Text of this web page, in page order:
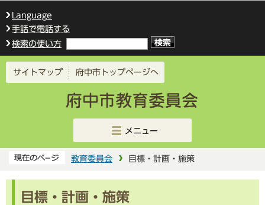
Language
手話で電話する
検索の使い方
サイトマップ 府中市トップページへ
メニュー
教育委員会 目標・計画・施策
目標・計画・施策